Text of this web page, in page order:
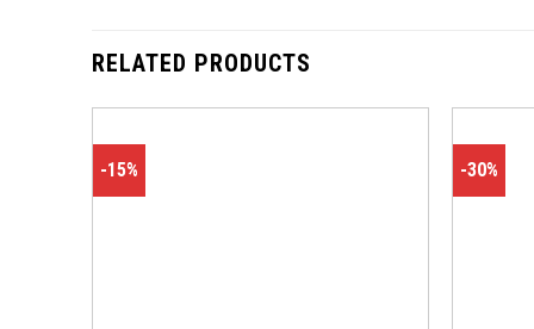
RELATED PRODUCTS
-15% -30%